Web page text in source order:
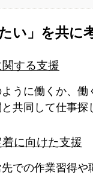
い」を共に
する支援
ように働くか、
共同して仕事探
に向けた支援
での作業習得や